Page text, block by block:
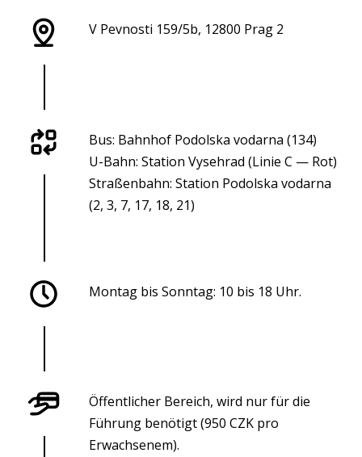
V Pevnosti 159/5b, 12800 Prag 2
Bus: Bahnhof Podolska vodarna (134)
U-Bahn: Station Vysehrad (Linie C — Rot)
Straßenbahn: Station Podolska vodarna
(2, 3, 7, 17, 18, 21)
Montag bis Sonntag: 10 bis 18 Uhr.
Öffentlicher Bereich, wird nur für die
Führung benötigt (950 CZK pro
Erwachsenem).